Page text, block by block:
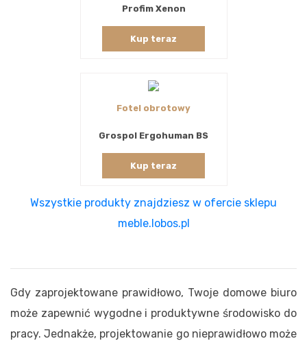
Profim Xenon
Kup teraz
Fotel obrotowy
Grospol Ergohuman BS
Kup teraz
Wszystkie produkty znajdziesz w ofercie sklepu
meble.lobos.pl
Gdy zaprojektowane prawidłowo, Twoje domowe biuro
może zapewnić wygodne i produktywne środowisko do
pracy. Jednakże, projektowanie go nieprawidłowo może